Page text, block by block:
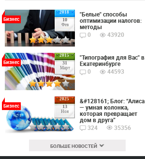
2018
10
Фев
Бизнес
"Белые" способы
оптимизации налогов:
методы
0
43920
2015
31
Март
Бизнес
"Типография для Вас" в
Екатеринбурге
0
44593
2025
13
Ноя
Бизнес
&#128161; Блог: “Алиса
— умная колонка,
которая превращает
дом в друга”
324
35356
БОЛЬШЕ НОВОСТЕЙ